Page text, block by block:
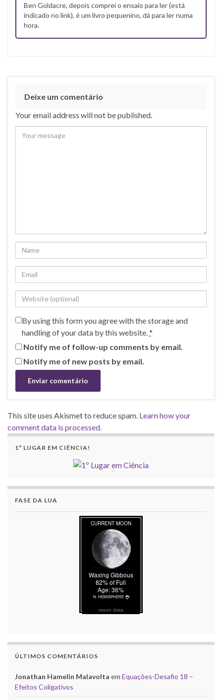
Ben Goldacre, depois comprei o ensaio para ler (está
indicado no link), é um livro pequenino, dá para ler numa
hora.
Deixe um comentário
Your email address will not be published.
By using this form you agree with the storage and
handling of your data by this website. *
Notify me of follow-up comments by email.
Notify me of new posts by email.
This site uses Akismet to reduce spam. Learn how your
comment data is processed.
1º LUGAR EM CIÊNCIA!
FASE DA LUA
moon data
ÚLTIMOS COMENTÁRIOS
Jonathan Hamelin Malavolta em Equações-Desafio 18 –
Efeitos Coligativos